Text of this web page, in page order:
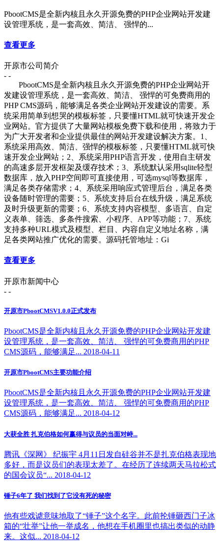
PbootCMS是全新内核且永久开源免费的PHP企业网站开发建
设管理系统，是一套高效、简洁、 强悍的...
查看更多
开原市公司简介
- -
PbootCMS是全新内核且永久开源免费的PHP企业网站开
发建设管理系统，是一套高效、简洁、 强悍的可免费商用的
PHP CMS源码，能够满足各类企业网站开发建设的需要。系
统采用简单到想哭的模板标签，只要懂HTML就可快速开发企
业网站。官方提供了大量网站模板免费下载和使用，将致力于
为广大开发者和企业提供最佳的网站开发建设解决方案。1、
系统采用高效、简洁、强悍的模板标签，只要懂HTML就可快
速开发企业网站；2、系统采用PHP语言开发，使用自主研发
的高速多层开发框架及缓存技术；3、系统默认采用sqlite轻型
数据库，放入PHP空间即可直接使用，可选mysql等数据库，
满足各类存储需求；4、系统采用响应式管理后台，满足各类
设备随时管理的需要；5、系统支持后台在线升级，满足系统
及时升级更新的需要；6、系统支持内容模型、多语言、自定
义表单、筛选、多条件搜索、小程序、APP等功能；7、系统
支持多种URL模式及模型、栏目、内容自定义地址名称，满
足各类网站推广优化的需要。源码托管地址：Gi
查看更多
开原市新闻中心
- -
开原市PbootCMSV1.0.0正式发布
PbootCMS是全新内核且永久开源免费的PHP企业网站开发建
设管理系统，是一套高效、简洁、 强悍的可免费商用的PHP
CMS源码，能够满足... 2018-04-11
开原市PbootCMS主要功能介绍
PbootCMS是全新内核且永久开源免费的PHP企业网站开发建
设管理系统，是一套高效、简洁、 强悍的可免费商用的PHP
CMS源码，能够满足... 2018-04-12
大获全胜 扎克伯格如何赢得与议员的当面对峙...
腾讯《深网》 纪振宇 4月11日发自硅谷并不是扎克伯格表现地
多好，而是议员们的表现太差了。在经历了连续两天马拉松式
的国会议员“... 2018-04-12
锤子6年了 我们找到了它没有死的秘密
他有些戏谑意味地取了“锤子”这个名字。此前抡锤砸西门子冰
箱的“壮举”让他一举成名，他想在手机圈里也搞出类似的动静
来。这似... 2018-04-12